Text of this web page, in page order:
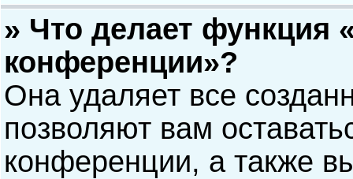
» Что делает функция
конференции»?
Она удаляет все
позволяют вам
конференции, а также